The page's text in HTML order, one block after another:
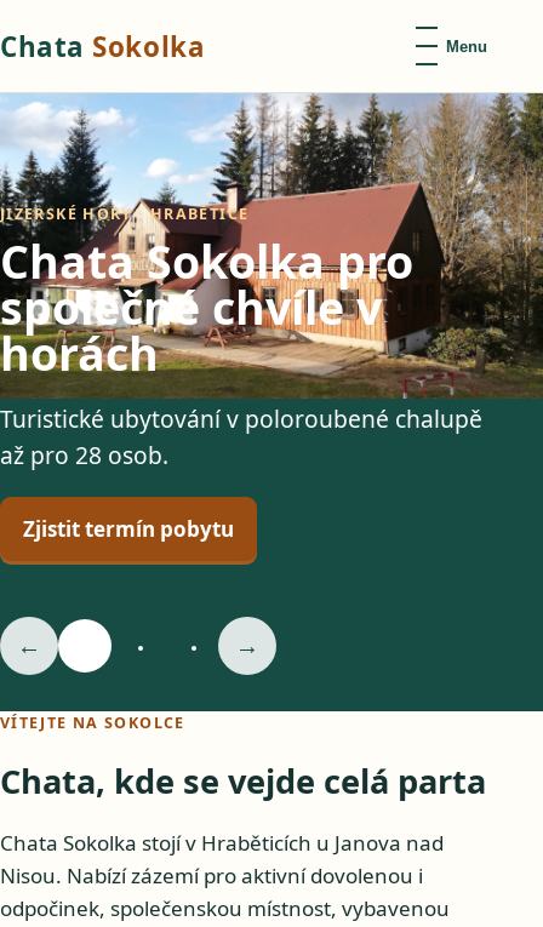
Chata Sokolka Menu
JIZERSKÉ HORY · HRABĚTICE
Chata Sokolka pro
společné chvíle v
horách
Turistické ubytování v poloroubené chalupě
až pro 28 osob.
Zjistit termín pobytu
← →
VÍTEJTE NA SOKOLCE
Chata, kde se vejde celá parta
Chata Sokolka stojí v Hraběticích u Janova nad
Nisou. Nabízí zázemí pro aktivní dovolenou i
odpočinek, společenskou místnost, vybavenou